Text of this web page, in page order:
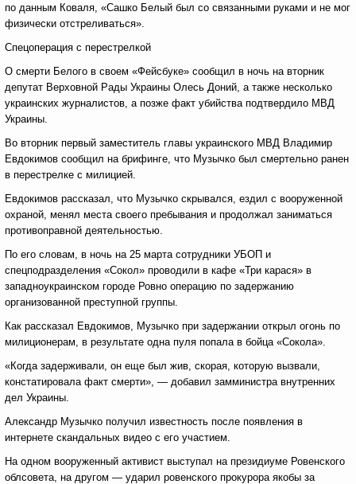
по данным Коваля, «Сашко Белый был со связанными руками и не мог
физически отстреливаться».
Спецоперация с перестрелкой
О смерти Белого в своем «Фейсбуке» сообщил в ночь на вторник
депутат Верховной Рады Украины Олесь Доний, а также несколько
украинских журналистов, а позже факт убийства подтвердило МВД
Украины.
Во вторник первый заместитель главы украинского МВД Владимир
Евдокимов сообщил на брифинге, что Музычко был смертельно ранен
в перестрелке с милицией.
Евдокимов рассказал, что Музычко скрывался, ездил с вооруженной
охраной, менял места своего пребывания и продолжал заниматься
противоправной деятельностью.
По его словам, в ночь на 25 марта сотрудники УБОП и
спецподразделения «Сокол» проводили в кафе «Три карася» в
западноукраинском городе Ровно операцию по задержанию
организованной преступной группы.
Как рассказал Евдокимов, Музычко при задержании открыл огонь по
милиционерам, в результате одна пуля попала в бойца «Сокола».
«Когда задерживали, он еще был жив, скорая, которую вызвали,
констатировала факт смерти», — добавил замминистра внутренних
дел Украины.
Александр Музычко получил известность после появления в
интернете скандальных видео с его участием.
На одном вооруженный активист выступал на президиуме Ровенского
облсовета, на другом — ударил ровенского прокурора якобы за